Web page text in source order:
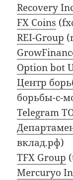
Recovery
FX Coins
REI-Group
Option bot
Центр
борьбы-с-
Telegram
вклад.рф)
TFX Group
Mercuryo